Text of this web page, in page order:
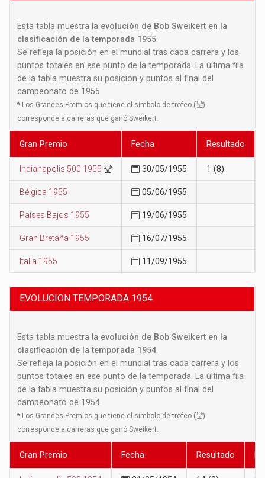
Esta tabla muestra la evolución de Bob Sweikert en la
clasificación de la temporada 1955
Se refleja la posición en el mundial tras cada carrera y los
puntos totales en ese punto de la temporada. La última fila
de la tabla muestra su posición y puntos al final del
campeonato de 1955
* Los Grandes Premios que tiene el simbolo de trofeo (
)
corresponde a carreras que ganó Sweikert.
Gran Premio Fecha Resultado
Indianapolis 500 1955 30/05/1955 1 (8)
Bélgica 1955 05/06/1955
Países Bajos 1955 19/06/1955
Gran Bretaña 1955 16/07/1955
Italia 1955 11/09/1955
EVOLUCION TEMPORADA 1954
Esta tabla muestra la evolución de Bob Sweikert en la
clasificación de la temporada 1954
Se refleja la posición en el mundial tras cada carrera y los
puntos totales en ese punto de la temporada. La última fila
de la tabla muestra su posición y puntos al final del
campeonato de 1954
* Los Grandes Premios que tiene el simbolo de trofeo (
)
corresponde a carreras que ganó Sweikert.
Gran Premio Fecha Resultado